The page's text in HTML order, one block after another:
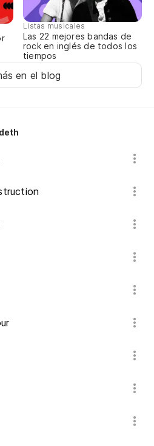
Listas musicales
Las 22 mejores bandas de
rock en inglés de todos los
tiempos
en el blog